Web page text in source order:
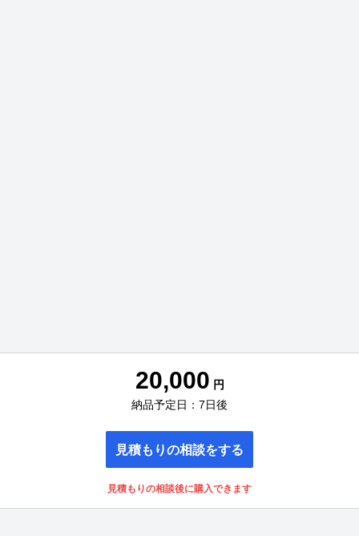
20,000 円
納品予定日：7日後
見積もりの相談をする
見積もりの相談後に購入できます